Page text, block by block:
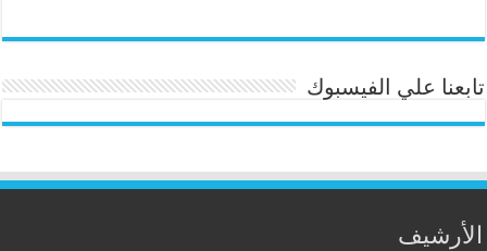
تابعنا علي الفيسبوك
الأرشيف